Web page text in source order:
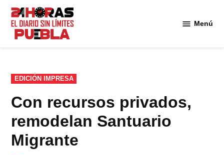
Saltar
contenido
Menú
PUBLICADO
EN
EDICIÓN IMPRESA
Con recursos privados,
remodelan Santuario
Migrante